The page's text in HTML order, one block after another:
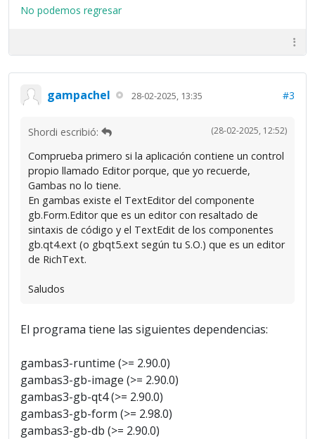
No podemos regresar
gampachel 28-02-2025, 13:35 #3
(28-02-2025, 12:52)
Shordi escribió:
Comprueba primero si la aplicación contiene un control
propio llamado Editor porque, que yo recuerde,
Gambas no lo tiene.
En gambas existe el TextEditor del componente
gb.Form.Editor que es un editor con resaltado de
sintaxis de código y el TextEdit de los componentes
gb.qt4.ext (o gbqt5.ext según tu S.O.) que es un editor
de RichText.
Saludos
El programa tiene las siguientes dependencias:
gambas3-runtime (>= 2.90.0)
gambas3-gb-image (>= 2.90.0)
gambas3-gb-qt4 (>= 2.90.0)
gambas3-gb-form (>= 2.98.0)
gambas3-gb-db (>= 2.90.0)